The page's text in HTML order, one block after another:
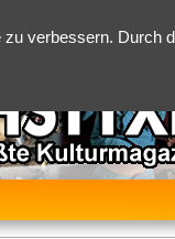
verbessern.